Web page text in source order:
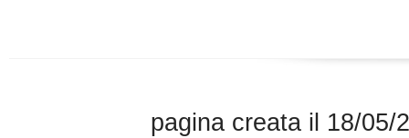
pagina creata il 18/05/